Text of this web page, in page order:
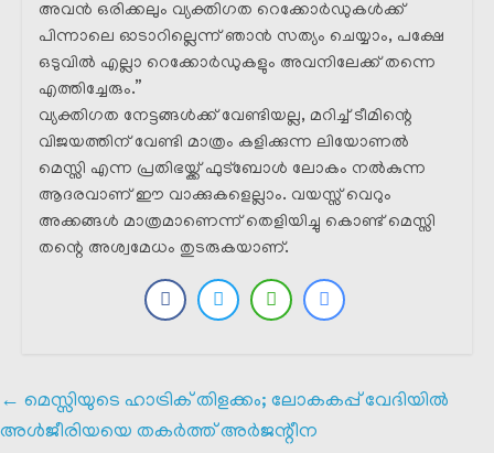
അവൻ ഒരിക്കലും വ്യക്തിഗത റെക്കോർഡുകൾക്ക്
പിന്നാലെ ഓടാറില്ലെന്ന് ഞാൻ സത്യം ചെയ്യാം, പക്ഷേ
ഒടുവിൽ എല്ലാ റെക്കോർഡുകളും അവനിലേക്ക് തന്നെ
എത്തിച്ചേരും.”
വ്യക്തിഗത നേട്ടങ്ങൾക്ക് വേണ്ടിയല്ല, മറിച്ച് ടീമിന്റെ
വിജയത്തിന് വേണ്ടി മാത്രം കളിക്കുന്ന ലിയോണൽ
മെസ്സി എന്ന പ്രതിഭയ്ക്ക് ഫുട്ബോൾ ലോകം നൽകുന്ന
ആദരവാണ് ഈ വാക്കുകളെല്ലാം. വയസ്സ് വെറും
അക്കങ്ങൾ മാത്രമാണെന്ന് തെളിയിച്ചു കൊണ്ട് മെസ്സി
തന്റെ അശ്വമേധം തുടരുകയാണ്.
← മെസ്സിയുടെ ഹാട്രിക് തിളക്കം; ലോകകപ്പ് വേദിയിൽ
അൾജീരിയയെ തകർത്ത് അർജന്റീന